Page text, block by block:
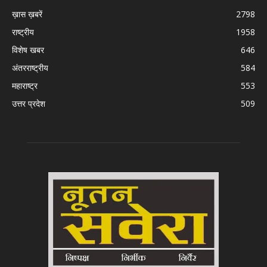
ख़ास ख़बरें
2798
राष्ट्रीय
1958
विशेष खबर
646
अंतरराष्ट्रीय
584
महाराष्ट्र
553
उत्तर प्रदेश
509